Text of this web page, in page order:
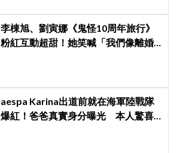
李棟旭、劉寅娜《鬼怪10周年旅行》
粉紅互動超甜！她笑喊「我們像離婚
aespa Karina出道前就在海軍陸戰隊
爆紅！爸爸真實身分曝光 本人驚喜